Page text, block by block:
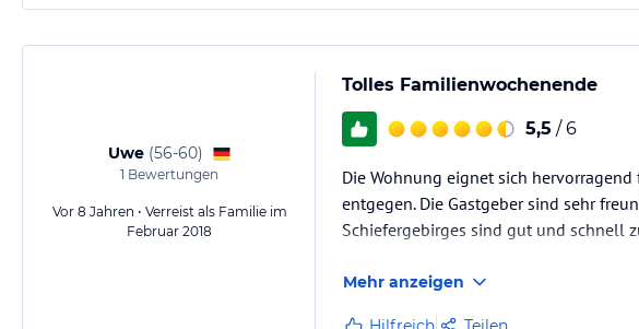
Uwe (56-60)
1 Bewertungen
Vor 8 Jahren • Verreist als Familie im
Februar 2018
Tolles Familienwochenende
5,5 / 6
Die Wohnung eignet sich
entgegen. Die Gastgeber sind sehr
Schiefergebirges sind gut und schnell
Mehr anzeigen